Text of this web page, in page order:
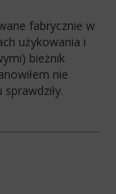
fabrycznie w
użykowania i
bieżnik
nie